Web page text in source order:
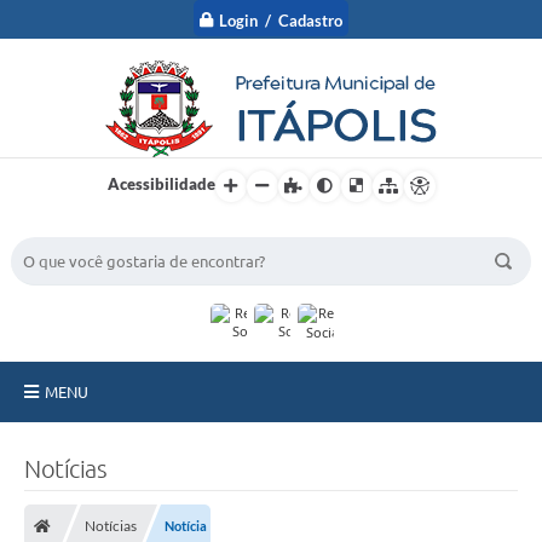
Login / Cadastro
Acessibilidade
MENU
Notícias
Notícias Notícia